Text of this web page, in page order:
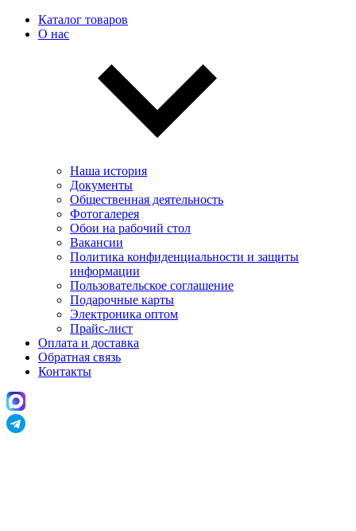
Каталог товаров
О нас
Наша история
Документы
Общественная деятельность
Фотогалерея
Обои на рабочий стол
Вакансии
Политика конфиденциальности и защиты
информации
Пользовательскоe соглашение
Подарочные карты
Электроника оптом
Прайс-лист
Оплата и доставка
Обратная связь
Контакты